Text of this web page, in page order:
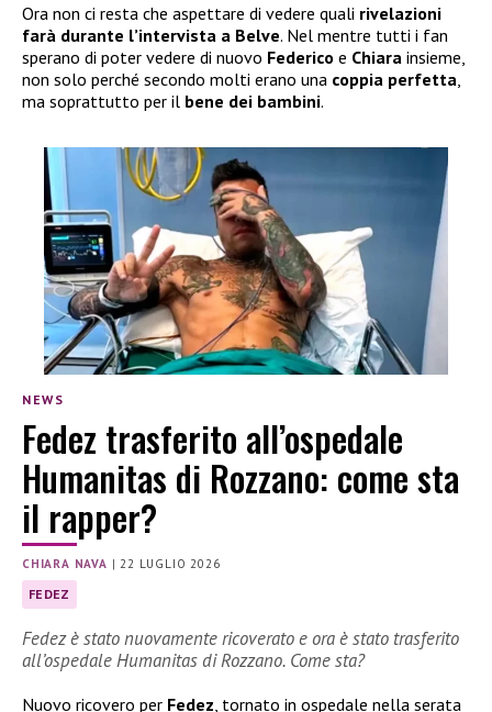
Ora non ci resta che aspettare di vedere quali rivelazioni
farà durante l’intervista a Belve. Nel mentre tutti i fan
sperano di poter vedere di nuovo Federico e Chiara insieme,
non solo perché secondo molti erano una coppia perfetta
ma soprattutto per il bene dei bambini.
NEWS
Fedez trasferito all’ospedale
Humanitas di Rozzano: come sta
il rapper?
CHIARA NAVA |22 LUGLIO 2026
FEDEZ
Fedez è stato nuovamente ricoverato e ora è stato trasferito
all’ospedale Humanitas di Rozzano. Come sta?
Nuovo ricovero per Fedez , tornato in ospedale nella serata